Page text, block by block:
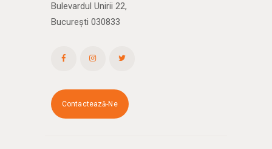
Bulevardul Unirii 22,
București 030833
Contactează-Ne